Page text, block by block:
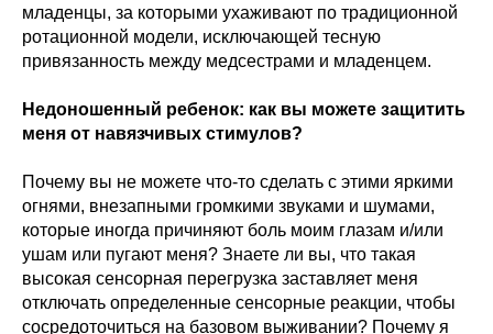
младенцы, за которыми ухаживают по традиционной
ротационной модели, исключающей тесную
привязанность между медсестрами и младенцем.
Недоношенный ребенок: как вы можете защитить
меня от навязчивых стимулов?
Почему вы не можете что-то сделать с этими яркими
огнями, внезапными громкими звуками и шумами,
которые иногда причиняют боль моим глазам и/или
ушам или пугают меня? Знаете ли вы, что такая
высокая сенсорная перегрузка заставляет меня
отключать определенные сенсорные реакции, чтобы
сосредоточиться на базовом выживании? Почему я